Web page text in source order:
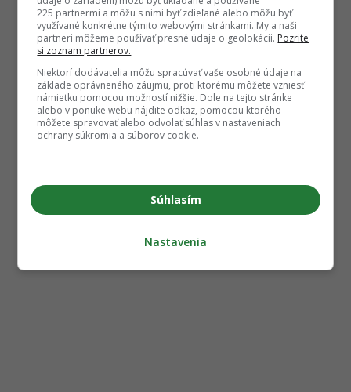
225 partnermi a môžu s nimi byť zdieľané alebo môžu byť
využívané konkrétne týmito webovými stránkami. My a naši
partneri môžeme používať presné údaje o geolokácii. Pozrite
si zoznam partnerov.
Niektorí dodávatelia môžu spracúvať vaše osobné údaje na
základe oprávneného záujmu, proti ktorému môžete vzniesť
námietku pomocou možností nižšie. Dole na tejto stránke
alebo v ponuke webu nájdite odkaz, pomocou ktorého
môžete spravovať alebo odvolať súhlas v nastaveniach
ochrany súkromia a súborov cookie.
Súhlasím
Nastavenia